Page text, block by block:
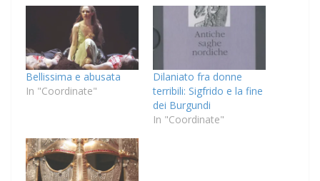
Bellissima e abusata
In "Coordinate"
Dilaniato fra donne
terribili: Sigfrido e la fine
dei Burgundi
In "Coordinate"